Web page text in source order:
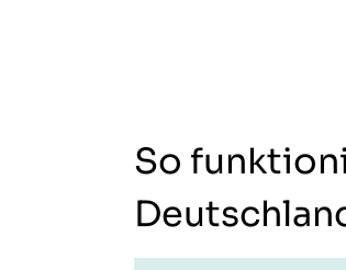
So